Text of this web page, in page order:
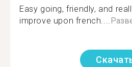
Easy going, friendly, and
improve upon french....